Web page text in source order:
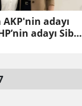
adayı
adayı Sibel